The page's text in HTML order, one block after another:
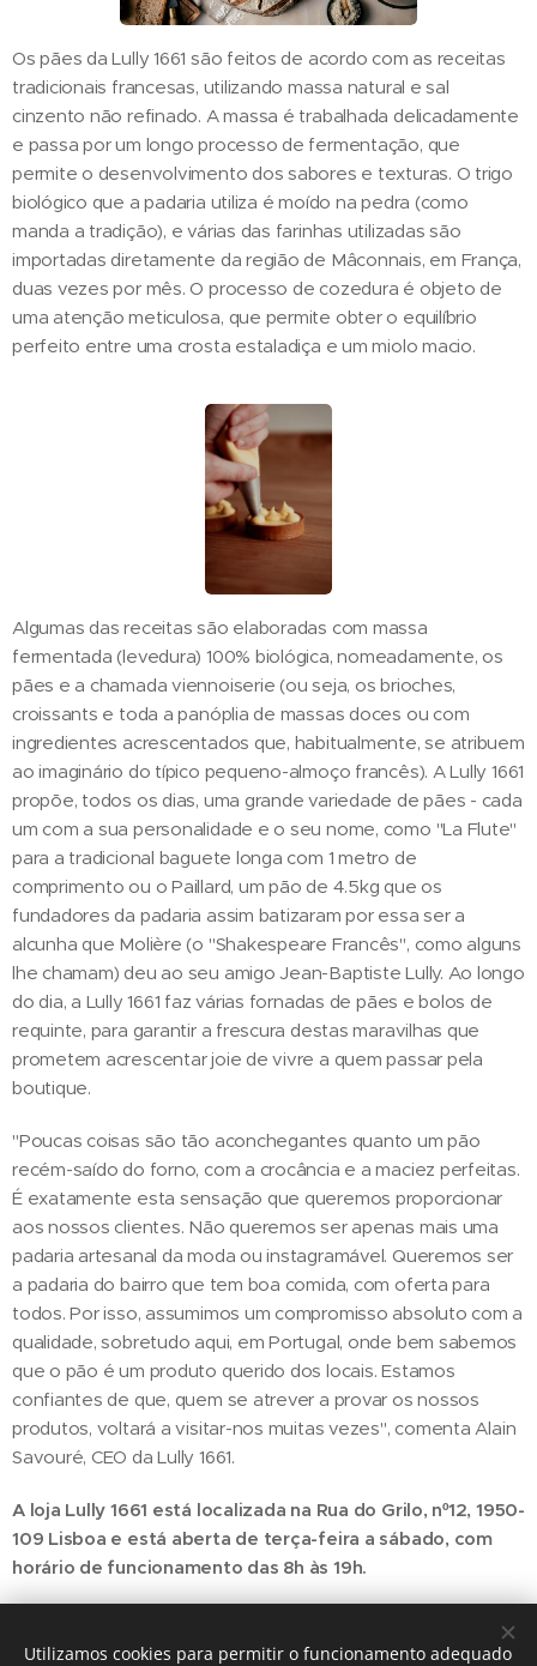
Os pães da Lully 1661 são feitos de acordo com as receitas
tradicionais francesas, utilizando massa natural e sal
cinzento não refinado. A massa é trabalhada delicadamente
e passa por um longo processo de fermentação, que
permite o desenvolvimento dos sabores e texturas. O trigo
biológico que a padaria utiliza é moído na pedra (como
manda a tradição), e várias das farinhas utilizadas são
importadas diretamente da região de Mâconnais, em França,
duas vezes por mês. O processo de cozedura é objeto de
uma atenção meticulosa, que permite obter o equilíbrio
perfeito entre uma crosta estaladiça e um miolo macio.
Algumas das receitas são elaboradas com massa
fermentada (levedura) 100% biológica, nomeadamente, os
pães e a chamada viennoiserie (ou seja, os brioches,
croissants e toda a panóplia de massas doces ou com
ingredientes acrescentados que, habitualmente, se atribuem
ao imaginário do típico pequeno-almoço francês). A Lully 1661
propõe, todos os dias, uma grande variedade de pães - cada
um com a sua personalidade e o seu nome, como "La Flute"
para a tradicional baguete longa com 1 metro de
comprimento ou o Paillard, um pão de 4.5kg que os
fundadores da padaria assim batizaram por essa ser a
alcunha que Molière (o "Shakespeare Francês", como alguns
lhe chamam) deu ao seu amigo Jean-Baptiste Lully. Ao longo
do dia, a Lully 1661 faz várias fornadas de pães e bolos de
requinte, para garantir a frescura destas maravilhas que
prometem acrescentar joie de vivre a quem passar pela
boutique.
"Poucas coisas são tão aconchegantes quanto um pão
recém-saído do forno, com a crocância e a maciez perfeitas.
É exatamente esta sensação que queremos proporcionar
aos nossos clientes. Não queremos ser apenas mais uma
padaria artesanal da moda ou instagramável. Queremos ser
a padaria do bairro que tem boa comida, com oferta para
todos. Por isso, assumimos um compromisso absoluto com a
qualidade, sobretudo aqui, em Portugal, onde bem sabemos
que o pão é um produto querido dos locais. Estamos
confiantes de que, quem se atrever a provar os nossos
produtos, voltará a visitar-nos muitas vezes", comenta Alain
Savouré, CEO da Lully 1661.
A loja Lully 1661 está localizada na Rua do Grilo, nº12, 1950-
109 Lisboa e está aberta de terça-feira a sábado, com
horário de funcionamento das 8h às 19h.
Share
Utilizamos cookies para permitir o funcionamento adequado